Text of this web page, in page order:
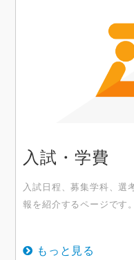
入試・学費
入試日程、募集学科、選
報を紹介するページです
もっと見る